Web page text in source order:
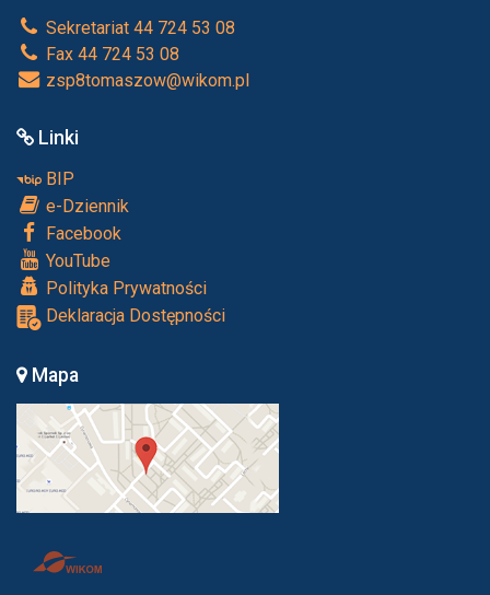
Sekretariat 44 724 53 08
Fax 44 724 53 08
zsp8tomaszow@wikom.pl
Linki
BIP
e-Dziennik
Facebook
YouTube
Polityka Prywatności
Deklaracja Dostępności
Mapa